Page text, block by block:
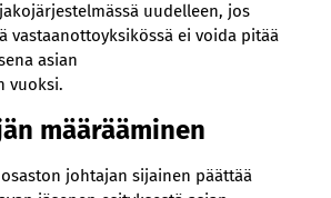
uudelleen, jos
vastaanottoyksikössä ei voida pitää
asian
vuoksi.
määrääminen
johtajan sijainen päättää